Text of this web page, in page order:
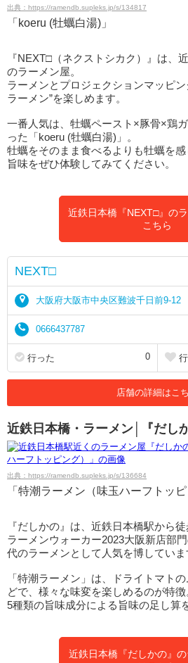
出典：https://ramendb.supleks.jp/s/134817
「koeru (牡蠣白湯)」
『NEXT□（ネクストシカク）』は、
のラーメン屋。
ラーメンとプロジェクションマッピ
ラーメン”を楽しめます。
一番人気は、牡蠣ペースト×豚骨×鶏
った「koeru (牡蠣白湯)」。
牡蠣をそのまま食べるよりも牡蠣を
旨味をぜひ体験してみてください。
近鉄日本橋『NEXT□』の
こちら
NEXT□
大阪府大阪市中央区難波千日前9-
0666437787
行った 0
店舗の詳細はこ
近鉄日本橋・ラーメン│『だしか
出典：https://ramendb.supleks.jp/s/136684
「特潮ラーメン（味玉ハーフトッピ
『だしかの』は、近鉄日本橋駅から
ラーメンウォーカー2023大阪新店部
代のラーメンとして人気を博していま
「特潮ラーメン」は、ドライトマト
どで、様々な味変を楽しめるのが特徴
5種類の旨味成分による旨味の足し算
近鉄日本橋『だしかの』